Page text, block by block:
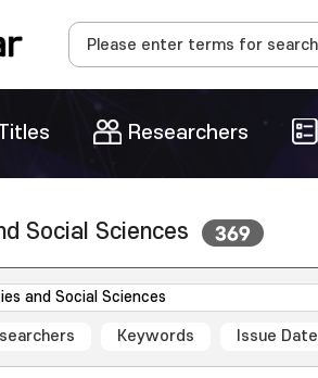
Researchers
Social Sciences 369
Keywords Issue Date